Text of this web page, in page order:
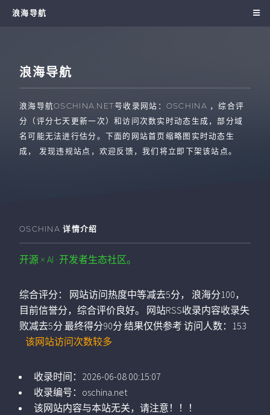
浪海导航
浪海导航
浪海导航OSCHINA.NET号收录网站： OSCHINA ，综合评
分（评分七天更新一次）和访问次数实时动态生成，部分域
名可能无法进行估分。下面的网站首页缩略图实时动态生
成， 发现违规站点，欢迎反馈，我们将立即下架该站点。
OSCHINA 详情介绍
开源 × AI · 开发者生态社区。
综合评分：
网站访问热度中等减去5分， 浪海分100，
目前信誉分，综合评价良好。 网站RSS收录内容收录失
败减去5分 最终得分90分 结果仅供参考 访问人数： 153
该网站访问次数较多
收录时间： 2026-06-08 00:15:07
收录编号： oschina.net
该网站内容与本站无关，请注意！！！